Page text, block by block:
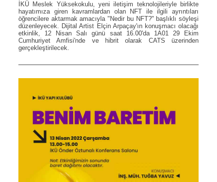
İKÜ Meslek Yüksekokulu, yeni iletişim teknolojileriyle birlikte
hayatımıza giren kavramlardan olan NFT ile ilgili ayrıntıları
öğrencilere aktarmak amacıyla "Nedir bu NFT?" başlıklı söyleşi
düzenleyecek. Dijital Artist Elçin Arpaçay'ın konuşmacı olacağı
etkinlik, 12 Nisan Salı günü saat 16.00'da 1A01 29 Ekim
Cumhuriyet Amfisi'nde ve hibrit olarak CATS üzerinden
gerçekleştirilecek.